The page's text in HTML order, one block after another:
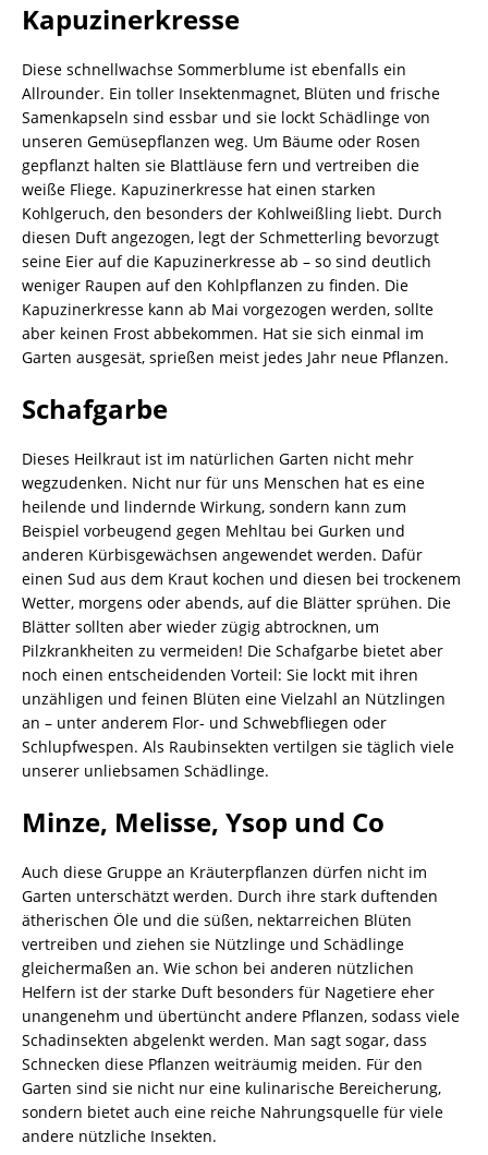
Kapuzinerkresse
Diese schnellwachse Sommerblume ist ebenfalls ein
Allrounder. Ein toller Insektenmagnet, Blüten und frische
Samenkapseln sind essbar und sie lockt Schädlinge von
unseren Gemüsepflanzen weg. Um Bäume oder Rosen
gepflanzt halten sie Blattläuse fern und vertreiben die
weiße Fliege. Kapuzinerkresse hat einen starken
Kohlgeruch, den besonders der Kohlweißling liebt. Durch
diesen Duft angezogen, legt der Schmetterling bevorzugt
seine Eier auf die Kapuzinerkresse ab – so sind deutlich
weniger Raupen auf den Kohlpflanzen zu finden. Die
Kapuzinerkresse kann ab Mai vorgezogen werden, sollte
aber keinen Frost abbekommen. Hat sie sich einmal im
Garten ausgesät, sprießen meist jedes Jahr neue Pflanzen.
Schafgarbe
Dieses Heilkraut ist im natürlichen Garten nicht mehr
wegzudenken. Nicht nur für uns Menschen hat es eine
heilende und lindernde Wirkung, sondern kann zum
Beispiel vorbeugend gegen Mehltau bei Gurken und
anderen Kürbisgewächsen angewendet werden. Dafür
einen Sud aus dem Kraut kochen und diesen bei trockenem
Wetter, morgens oder abends, auf die Blätter sprühen. Die
Blätter sollten aber wieder zügig abtrocknen, um
Pilzkrankheiten zu vermeiden! Die Schafgarbe bietet aber
noch einen entscheidenden Vorteil: Sie lockt mit ihren
unzähligen und feinen Blüten eine Vielzahl an Nützlingen
an – unter anderem Flor- und Schwebfliegen oder
Schlupfwespen. Als Raubinsekten vertilgen sie täglich viele
unserer unliebsamen Schädlinge.
Minze, Melisse, Ysop und Co
Auch diese Gruppe an Kräuterpflanzen dürfen nicht im
Garten unterschätzt werden. Durch ihre stark duftenden
ätherischen Öle und die süßen, nektarreichen Blüten
vertreiben und ziehen sie Nützlinge und Schädlinge
gleichermaßen an. Wie schon bei anderen nützlichen
Helfern ist der starke Duft besonders für Nagetiere eher
unangenehm und übertüncht andere Pflanzen, sodass viele
Schadinsekten abgelenkt werden. Man sagt sogar, dass
Schnecken diese Pflanzen weiträumig meiden. Für den
Garten sind sie nicht nur eine kulinarische Bereicherung,
sondern bietet auch eine reiche Nahrungsquelle für viele
andere nützliche Insekten.